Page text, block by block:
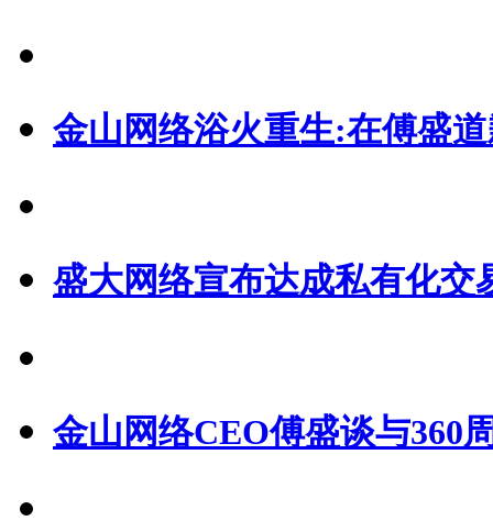
金山网络浴火重生:在傅盛
盛大网络宣布达成私有化交
金山网络CEO傅盛谈与360